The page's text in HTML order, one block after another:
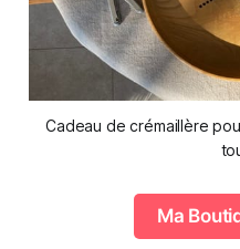
Cadeau de crémaillère
Ma